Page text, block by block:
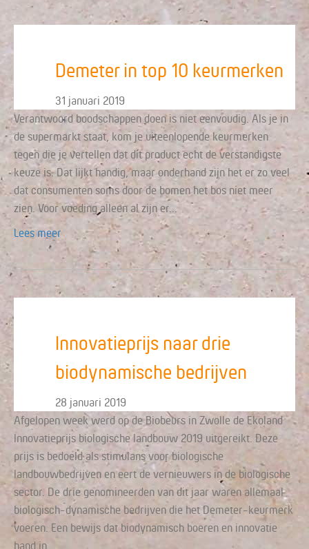
Demeter in top 10 keurmerken
31 januari 2019
Verantwoord boodschappen doen is niet eenvoudig. Als je in
de supermarkt staat, kom je uiteenlopende keurmerken
tegen die je vertellen dat dít product echt de verstandigste
keuze is. Dat lijkt handig, maar onderhand zijn het er zo veel
dat consumenten soms door de bomen het bos niet meer
zien. Voor voeding alleen al zijn er…
Lees meer
Innovatieprijs naar drie
biodynamische bedrijven
28 januari 2019
Afgelopen week werd op de Biobeurs in Zwolle de Ekoland
Innovatieprijs biologische landbouw 2019 uitgereikt. Deze
prijs is bedoeld als stimulans voor biologische
landbouwbedrijven en eert de vernieuwers in de biologische
sector. De drie genomineerden van dit jaar waren allemaal
biologisch-dynamische bedrijven die het Demeter-keurmerk
voeren. Een bewijs dat biodynamisch boeren en innovatie
hand in…